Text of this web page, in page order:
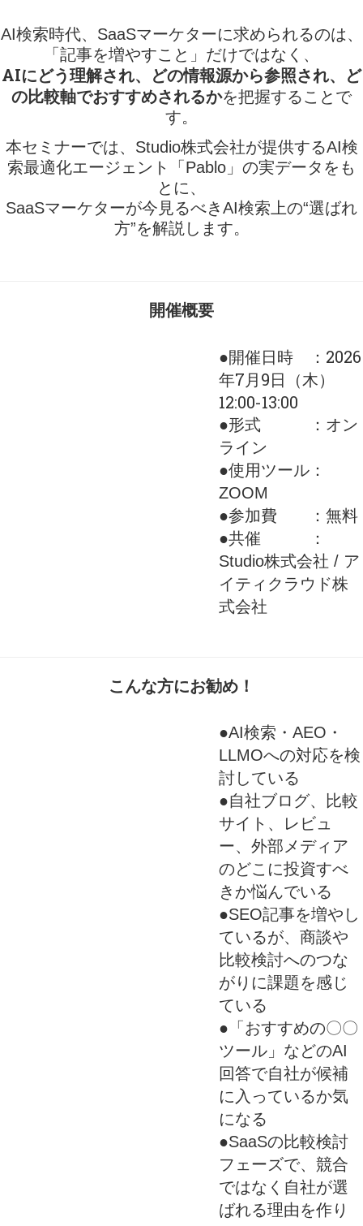
AI検索時代、SaaSマーケターに求められるのは、
「記事を増やすこと」だけではなく、
AIにどう理解され、どの情報源から参照され、ど
の比較軸でおすすめされるかを把握することで
す。
本セミナーでは、Studio株式会社が提供するAI検
索最適化エージェント「Pablo」の実データをも
とに、
SaaSマーケターが今見るべきAI検索上の“選ばれ
方”を解説します。
開催概要
●開催日時 ：2026
年7月9日（木）
12:00-13:00
●形式 ：オン
ライン
●使用ツール：
ZOOM
●参加費 ：無料
●共催 ：
Studio株式会社 / ア
イティクラウド株
式会社
こんな方にお勧め！
●AI検索・AEO・
LLMOへの対応を検
討している
●自社ブログ、比較
サイト、レビュ
ー、外部メディア
のどこに投資すべ
きか悩んでいる
●SEO記事を増やし
ているが、商談や
比較検討へのつな
がりに課題を感じ
ている
●「おすすめの〇〇
ツール」などのAI
回答で自社が候補
に入っているか気
になる
●SaaSの比較検討
フェーズで、競合
ではなく自社が選
ばれる理由を作り